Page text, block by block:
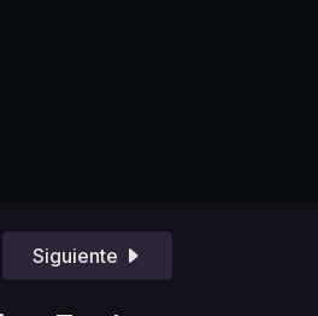
Siguiente